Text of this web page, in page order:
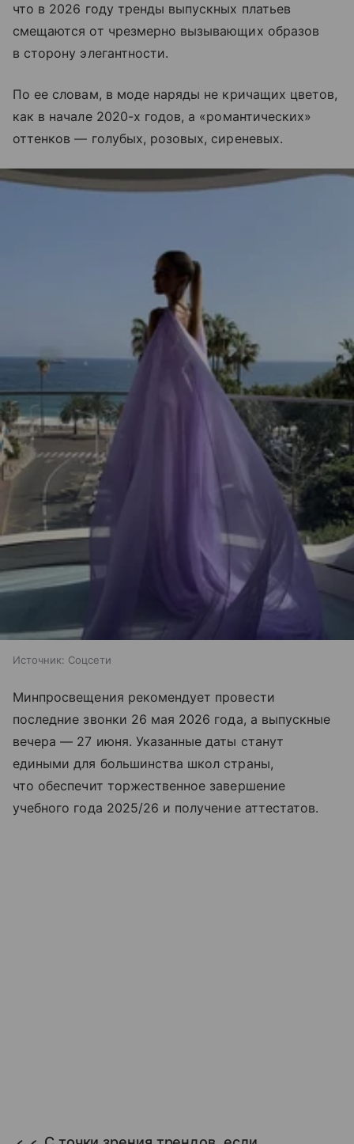
что в 2026 году тренды выпускных платьев
смещаются от чрезмерно вызывающих образов
в сторону элегантности.
По ее словам, в моде наряды не кричащих цветов,
как в начале 2020-х годов, а «романтических»
оттенков — голубых, розовых, сиреневых.
Источник: Соцсети
Минпросвещения рекомендует провести
последние звонки 26 мая 2026 года, а выпускные
вечера — 27 июня. Указанные даты станут
едиными для большинства школ страны,
что обеспечит торжественное завершение
учебного года 2025/26 и получение аттестатов.